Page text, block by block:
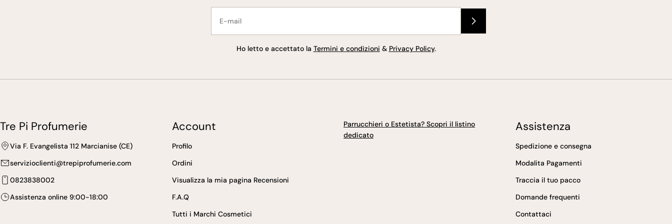
mail
Ho letto e accettato la Termini e condizioni & Privacy Policy.
Tre Pi Profumerie
Via F. Evangelista 112 Marcianise (CE)
servizioclienti@trepiprofumerie.com
0823838002
Assistenza online 9:00-18:00
Account
Profilo
Ordini
Visualizza la mia pagina Recensioni
F.A.Q
Tutti i Marchi Cosmetici
Parrucchieri o Estetista? Scopri il listino
dedicato
Assistenza
Spedizione e consegna
Modalita Pagamenti
Traccia il tuo pacco
Domande frequenti
Contattaci